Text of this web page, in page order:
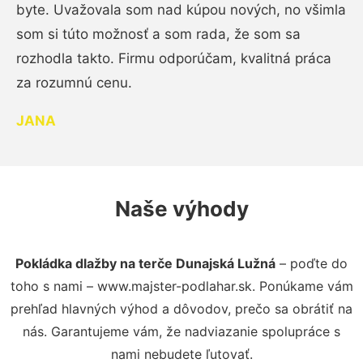
byte. Uvažovala som nad kúpou nových, no všimla
som si túto možnosť a som rada, že som sa
rozhodla takto. Firmu odporúčam, kvalitná práca
za rozumnú cenu.
JANA
Naše výhody
Pokládka dlažby na terče Dunajská Lužná – poďte do
toho s nami – www.majster-podlahar.sk. Ponúkame vám
prehľad hlavných výhod a dôvodov, prečo sa obrátiť na
nás. Garantujeme vám, že nadviazanie spolupráce s
nami nebudete ľutovať.